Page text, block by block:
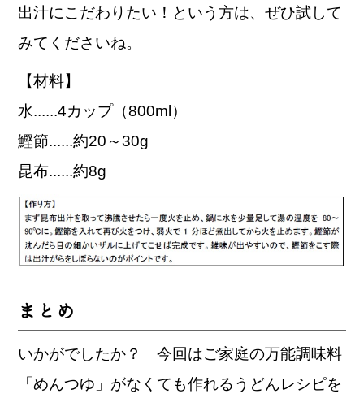
出汁にこだわりたい！という方は、ぜひ試して
みてくださいね。
【材料】
水......4カップ（800ml）
鰹節......約20～30g
昆布......約8g
まとめ
いかがでしたか？ 今回はご家庭の万能調味料
「めんつゆ」がなくても作れるうどんレシピを